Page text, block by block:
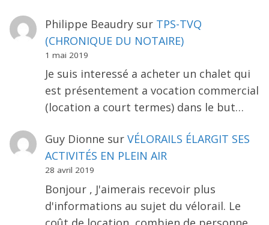
Philippe Beaudrysur TPS-TVQ
(CHRONIQUE DU NOTAIRE)
1 mai 2019
Je suis interessé a acheter un chalet qui
est présentement a vocation commercial
(location a court termes) dans le but…
Guy Dionne sur VÉLORAILS ÉLARGIT SES
ACTIVITÉS EN PLEIN AIR
28 avril 2019
Bonjour , J'aimerais recevoir plus
d'informations au sujet du vélorail. Le